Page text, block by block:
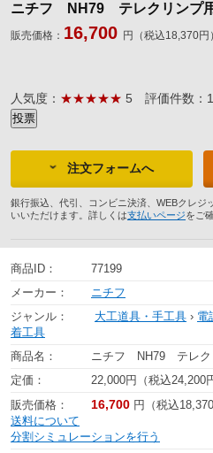
ニチフ NH79 テレクリンプ
販売価格： 16,700 円（税込18,370円）
人気度： ★★★★★ 5 評価件数：1
注文フォームへ
銀行振込、代引、コンビニ決済、WEBクレジ
いいただけます。詳しくは支払いページをご
商品ID：
77199
メーカー：
ニチフ
ジャンル：
大工道具・手工具 › 電
着工具
商品名：
ニチフ NH79 テレク
定価：
22,000円（税込24,200
販売価格：
16,700 円（税込18,370
送料について
分割シミュレーションを行う